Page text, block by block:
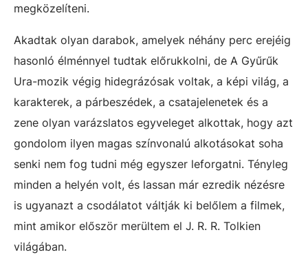
megközelíteni.
Akadtak olyan darabok, amelyek néhány perc erejéig
hasonló élménnyel tudtak előrukkolni, de A Gyűrűk
Ura-mozik végig hidegrázósak voltak, a képi világ, a
karakterek, a párbeszédek, a csatajelenetek és a
zene olyan varázslatos egyveleget alkottak, hogy azt
gondolom ilyen magas színvonalú alkotásokat soha
senki nem fog tudni még egyszer leforgatni. Tényleg
minden a helyén volt, és lassan már ezredik nézésre
is ugyanazt a csodálatot váltják ki belőlem a filmek,
mint amikor először merültem el J. R. R. Tolkien
világában.